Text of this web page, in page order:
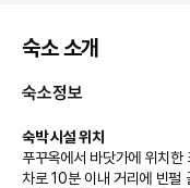
숙소 소개
숙소정보
숙박 시설 위치
푸꾸옥에서 바닷가에 위치
차로 10분 이내 거리에 빈펄